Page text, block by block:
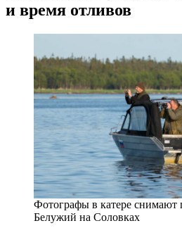
и время отливов
Фотографы в катере снимают
Белужий на Соловках